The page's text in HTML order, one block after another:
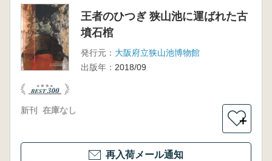
王者のひつぎ 狭山池に運ばれた古
墳石棺
発行元： 大阪府立狭山池博物館
出版年： 2018/09
新刊 在庫なし
＋
再入荷メール通知